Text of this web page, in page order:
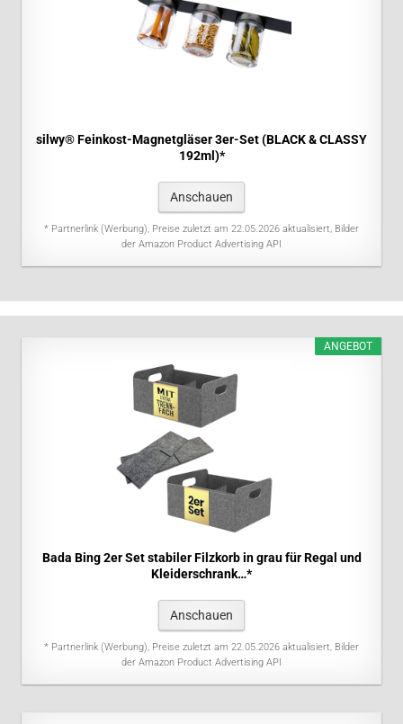
silwy® Feinkost-Magnetgläser 3er-Set (BLACK & CLASSY
192ml)*
Anschauen
* Partnerlink (Werbung), Preise zuletzt am 22.05.2026 aktualisiert, Bilder
der Amazon Product Advertising API
ANGEBOT
Bada Bing 2er Set stabiler Filzkorb in grau für Regal und
Kleiderschrank…*
Anschauen
* Partnerlink (Werbung), Preise zuletzt am 22.05.2026 aktualisiert, Bilder
der Amazon Product Advertising API